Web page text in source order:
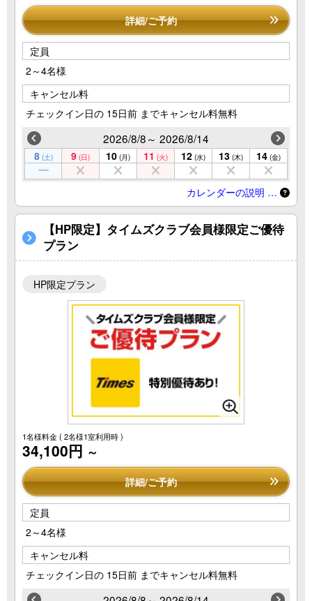
詳細/ご予約
定員
2～4名様
キャンセル料
チェックイン日の 15日前 までキャンセル料無料
2026/8/8～ 2026/8/14
8 (土) 9 (日) 10 (月) 11 (火) 12 (水) 13 (木) 14 (金)
カレンダーの説明 …
【HP限定】タイムズクラブ会員様限定ご優待
プラン
HP限定プラン
1名様料金( 2名様1室利用時 )
34,100円 ～
詳細/ご予約
定員
2～4名様
キャンセル料
チェックイン日の 15日前 までキャンセル料無料